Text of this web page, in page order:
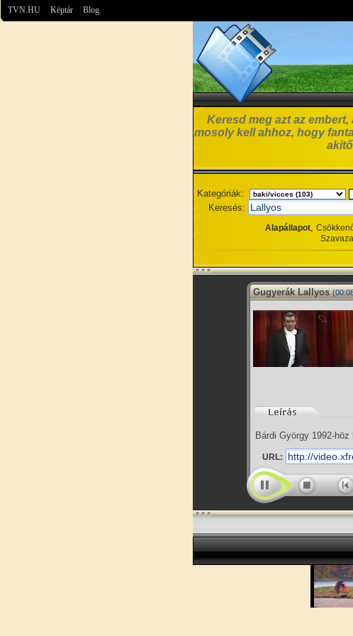
TVN.HU Képtár Blog
Keresd meg azt az
mosoly kell ahhoz, hogy
Kategóriák:
Keresés:
Alapállapot,
Gugyerák Lallyos
Bárdi György 1992-
URL: